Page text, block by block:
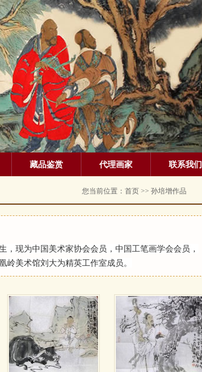
藏品鉴赏 代理画家 联系我们
您当前位置： 首页 >> 孙培增作品
现为中国美术家协会会员，中国工笔画学会会员，
美术馆刘大为精英工作室成员。